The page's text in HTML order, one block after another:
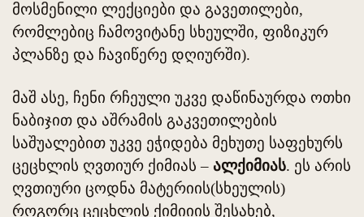
მოსმენილი ლექციები და გავეთილები,
რომლებიც ჩამოვიტანე სხეულში, ფიზიკურ
პლანზე და ჩავიწერე დღიურში).
მაშ ასე, ჩენი რჩეული უკვე დაწინაურდა ოთხი
ნაბიჯით და აშრამის გაკვეთილების
საშუალებით უკვე ეჭიდება მეხუთე საფეხურს
ცეცხლის ღვთიურ ქიმიას – ალქიმიას. ეს არის
ღვთიური ცოდნა მატერიის(სხეულის)
როგორც ცეცხლის ქიმიიის შესახებ,